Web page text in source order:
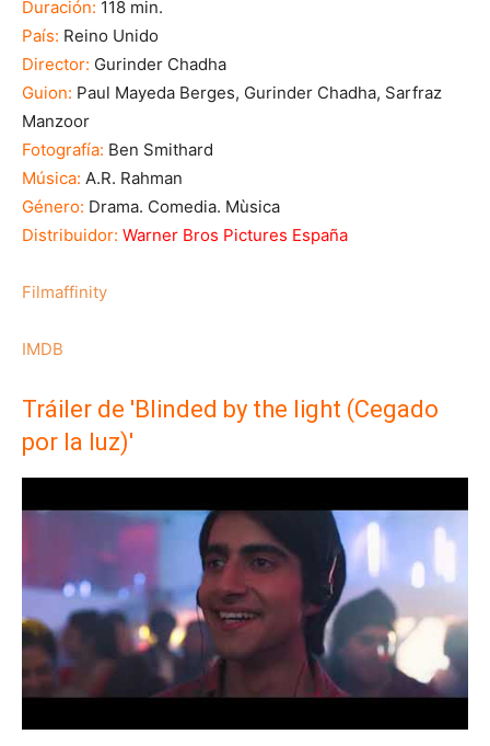
Duración: 118 min.
País: Reino Unido
Director: Gurinder Chadha
Guion: Paul Mayeda Berges, Gurinder Chadha, Sarfraz
Manzoor
Fotografía: Ben Smithard
Música: A.R. Rahman
Género: Drama. Comedia. Mùsica
Distribuidor: Warner Bros Pictures España
Filmaffinity
IMDB
Tráiler de 'Blinded by the light (Cegado
por la luz)'